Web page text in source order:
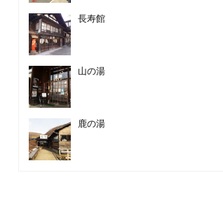
長寿館
山の湯
鹿の湯